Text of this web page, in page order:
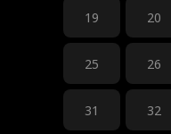
19 20
25 26
31 32